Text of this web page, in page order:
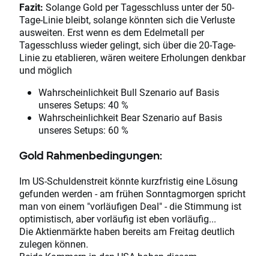
Fazit: Solange Gold per Tagesschluss unter der 50-
Tage-Linie bleibt, solange könnten sich die Verluste
ausweiten. Erst wenn es dem Edelmetall per
Tagesschluss wieder gelingt, sich über die 20-Tage-
Linie zu etablieren, wären weitere Erholungen denkbar
und möglich
Wahrscheinlichkeit Bull Szenario auf Basis
unseres Setups: 40 %
Wahrscheinlichkeit Bear Szenario auf Basis
unseres Setups: 60 %
Gold Rahmenbedingungen:
Im US-Schuldenstreit könnte kurzfristig eine Lösung
gefunden werden - am frühen Sonntagmorgen spricht
man von einem "vorläufigen Deal" - die Stimmung ist
optimistisch, aber vorläufig ist eben vorläufig...
Die Aktienmärkte haben bereits am Freitag deutlich
zulegen können.